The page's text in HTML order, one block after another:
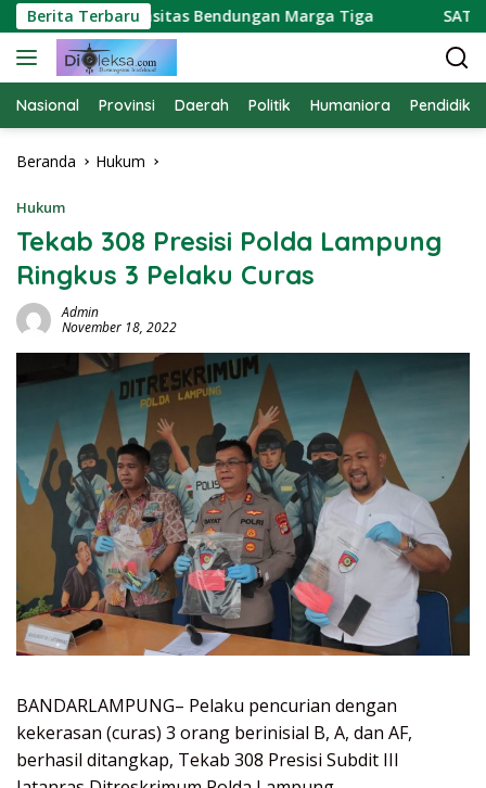
Langsung
ke
konten
Berita Terbaru
Soroti Kapasitas Bendungan Marga Tiga SATPAM
Nasional Provinsi Daerah Politik Humaniora
Beranda Hukum
Hukum
Tekab 308 Presisi Polda Lampung
Ringkus 3 Pelaku Curas
Admin
November 18, 2022
BANDARLAMPUNG– Pelaku pencurian dengan
kekerasan (curas) 3 orang berinisial B, A, dan AF,
berhasil ditangkap, Tekab 308 Presisi Subdit III